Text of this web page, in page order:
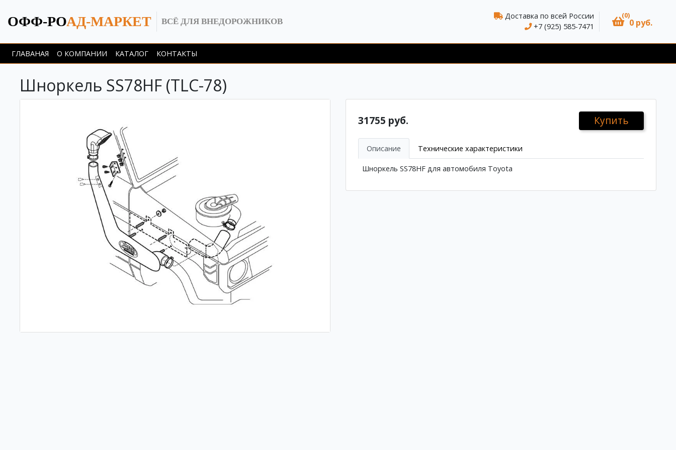
ОФФ-РОАД-МАРКЕТ ВСЁ ДЛЯ ВНЕДОРОЖНИКОВ
Доставка по всей России
+7 (925) 585-7471
(0)
0 руб.
ГЛАВАНАЯ О КОМПАНИИ КАТАЛОГ КОНТАКТЫ
Шноркель SS78HF (TLC-78)
31755 руб. Купить
Описание Технические характеристики
Шноркель SS78HF для автомобиля Toyota